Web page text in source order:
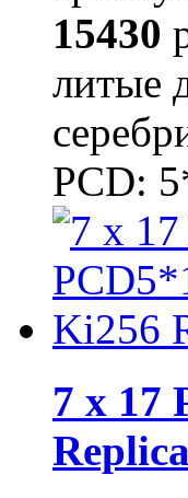
15430
литые
PCD:
7 x 17